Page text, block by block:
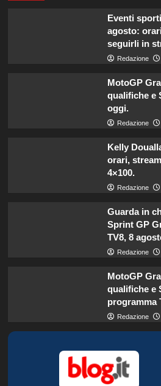
Eventi
agosto:
seguirli in
Redazione
MotoGP
qualifiche e
oggi.
Redazione
Kelly
orari,
4×100.
Redazione
Guarda in
Sprint GP
TV8, 8
Redazione
MotoGP
qualifiche e
programma
Redazione